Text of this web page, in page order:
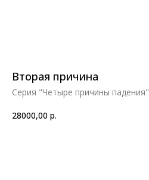
Вторая причина
Серия "Четыре причины падения"
28000,00 р.